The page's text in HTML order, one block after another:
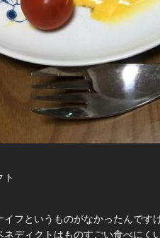
ト
イフというものがなかったんです
ネディクトはものすごい食べにく